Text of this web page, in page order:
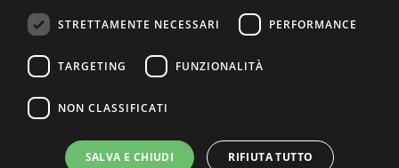
STRETTAMENTE NECESSARI PERFORMANCE
TARGETING FUNZIONALITÀ
NON CLASSIFICATI
SALVA E CHIUDI RIFIUTA TUTTO